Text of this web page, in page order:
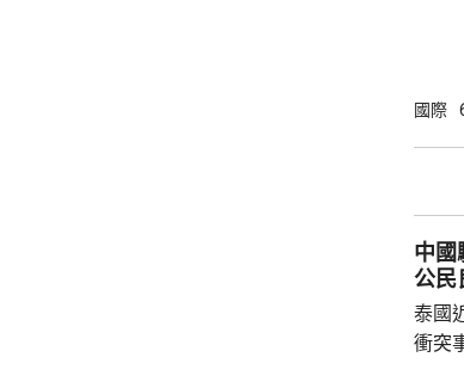
施，
國際
中
公民
泰國
衝突